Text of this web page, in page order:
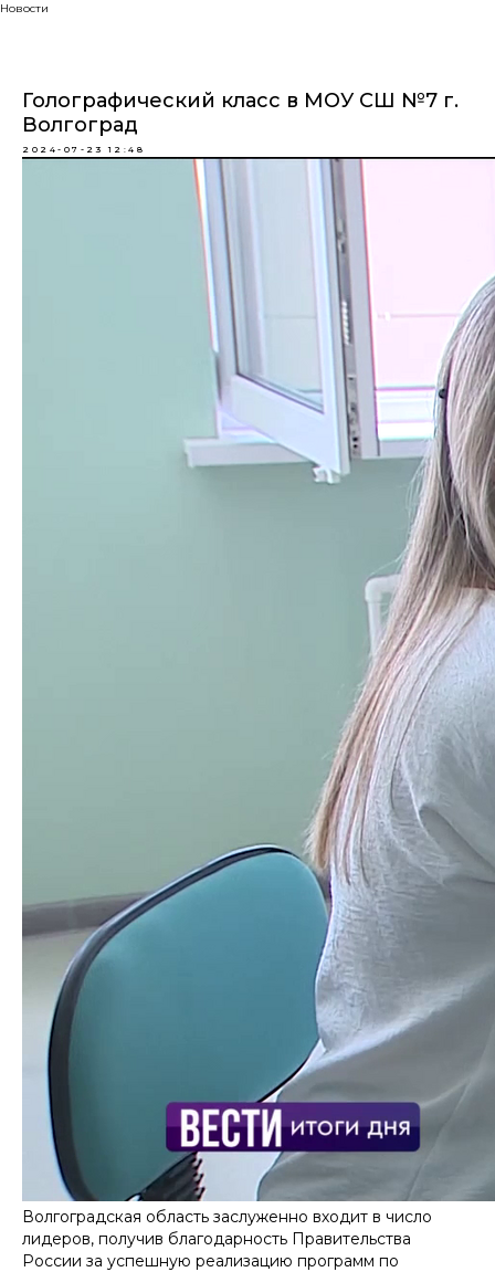
Новости
Голографический класс в МОУ СШ №7 г.
Волгоград
2024-07-23 12:48
Волгоградская область заслуженно входит в число
лидеров, получив благодарность Правительства
России за успешную реализацию программ по